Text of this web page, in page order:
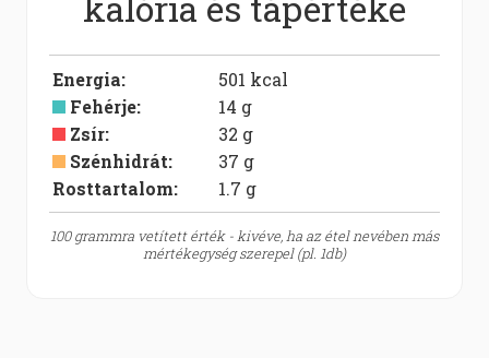
Energia: 501 kcal
Fehérje: 14 g
Zsír: 32 g
Szénhidrát: 37 g
Rosttartalom:
1.7 g
100 grammra vetített érték - kivéve, ha az étel nevében más
mértékegység szerepel (pl. 1db)